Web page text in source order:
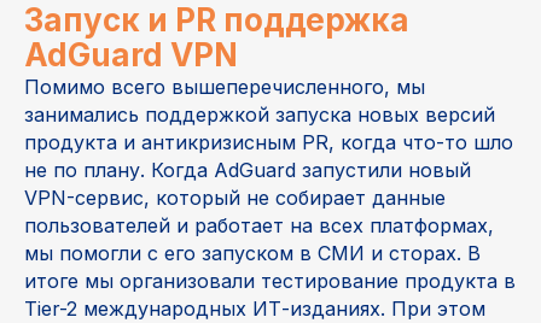
Запуск и PR поддержка
AdGuard VPN
Помимо всего вышеперечисленного, мы
занимались поддержкой запуска новых версий
продукта и антикризисным PR, когда что-то шло
не по плану. Когда AdGuard запустили новый
VPN-сервис, который не собирает данные
пользователей и работает на всех платформах,
мы помогли с его запуском в СМИ и сторах. В
итоге мы организовали тестирование продукта в
Tier-2 международных ИТ-изданиях. При этом